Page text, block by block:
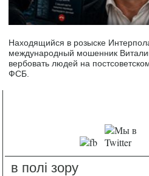
Находящийся в розыске
международный мошенник
вербовать людей на
ФСБ.
в полі зору